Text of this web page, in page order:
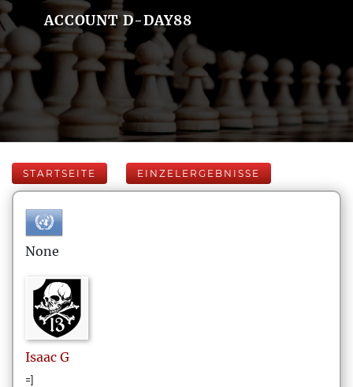
ACCOUNT D-DAY88
STARTSEITE EINZELERGEBNISSE
None
Isaac G
=]